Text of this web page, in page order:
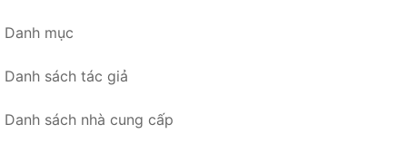
Danh mục
Danh sách tác giả
Danh sách nhà cung cấp